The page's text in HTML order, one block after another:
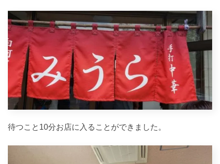
待つこと10分お店に入ることができました。